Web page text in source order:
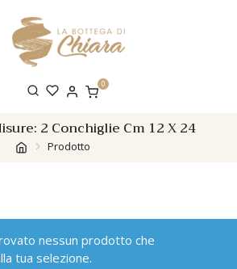
0
2 Conchiglie Cm 12 X 24
Prodotto
nessun prodotto che
tua selezione.